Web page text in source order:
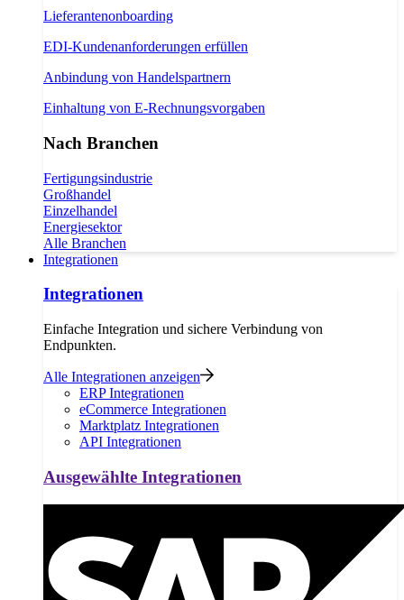
Lieferantenonboarding
EDI-Kundenanforderungen erfüllen
Anbindung von Handelspartnern
Einhaltung von E-Rechnungsvorgaben
Nach Branchen
Fertigungsindustrie
Großhandel
Einzelhandel
Energiesektor
Alle Branchen
Integrationen
Integrationen
Einfache Integration und sichere Verbindung von
Endpunkten.
Alle Integrationen anzeigen
ERP Integrationen
eCommerce Integrationen
Marktplatz Integrationen
API Integrationen
Ausgewählte Integrationen